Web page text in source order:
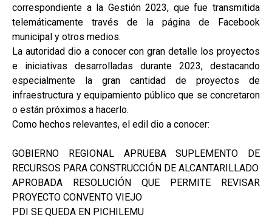
correspondiente a la Gestión 2023, que fue transmitida
telemáticamente través de la página de Facebook
municipal y otros medios.
La autoridad dio a conocer con gran detalle los proyectos
e iniciativas desarrolladas durante 2023, destacando
especialmente la gran cantidad de proyectos de
infraestructura y equipamiento público que se concretaron
o están próximos a hacerlo.
Como hechos relevantes, el edil dio a conocer:
GOBIERNO REGIONAL APRUEBA SUPLEMENTO DE
RECURSOS PARA CONSTRUCCIÓN DE ALCANTARILLADO
APROBADA RESOLUCIÓN QUE PERMITE REVISAR
PROYECTO CONVENTO VIEJO
PDI SE QUEDA EN PICHILEMU